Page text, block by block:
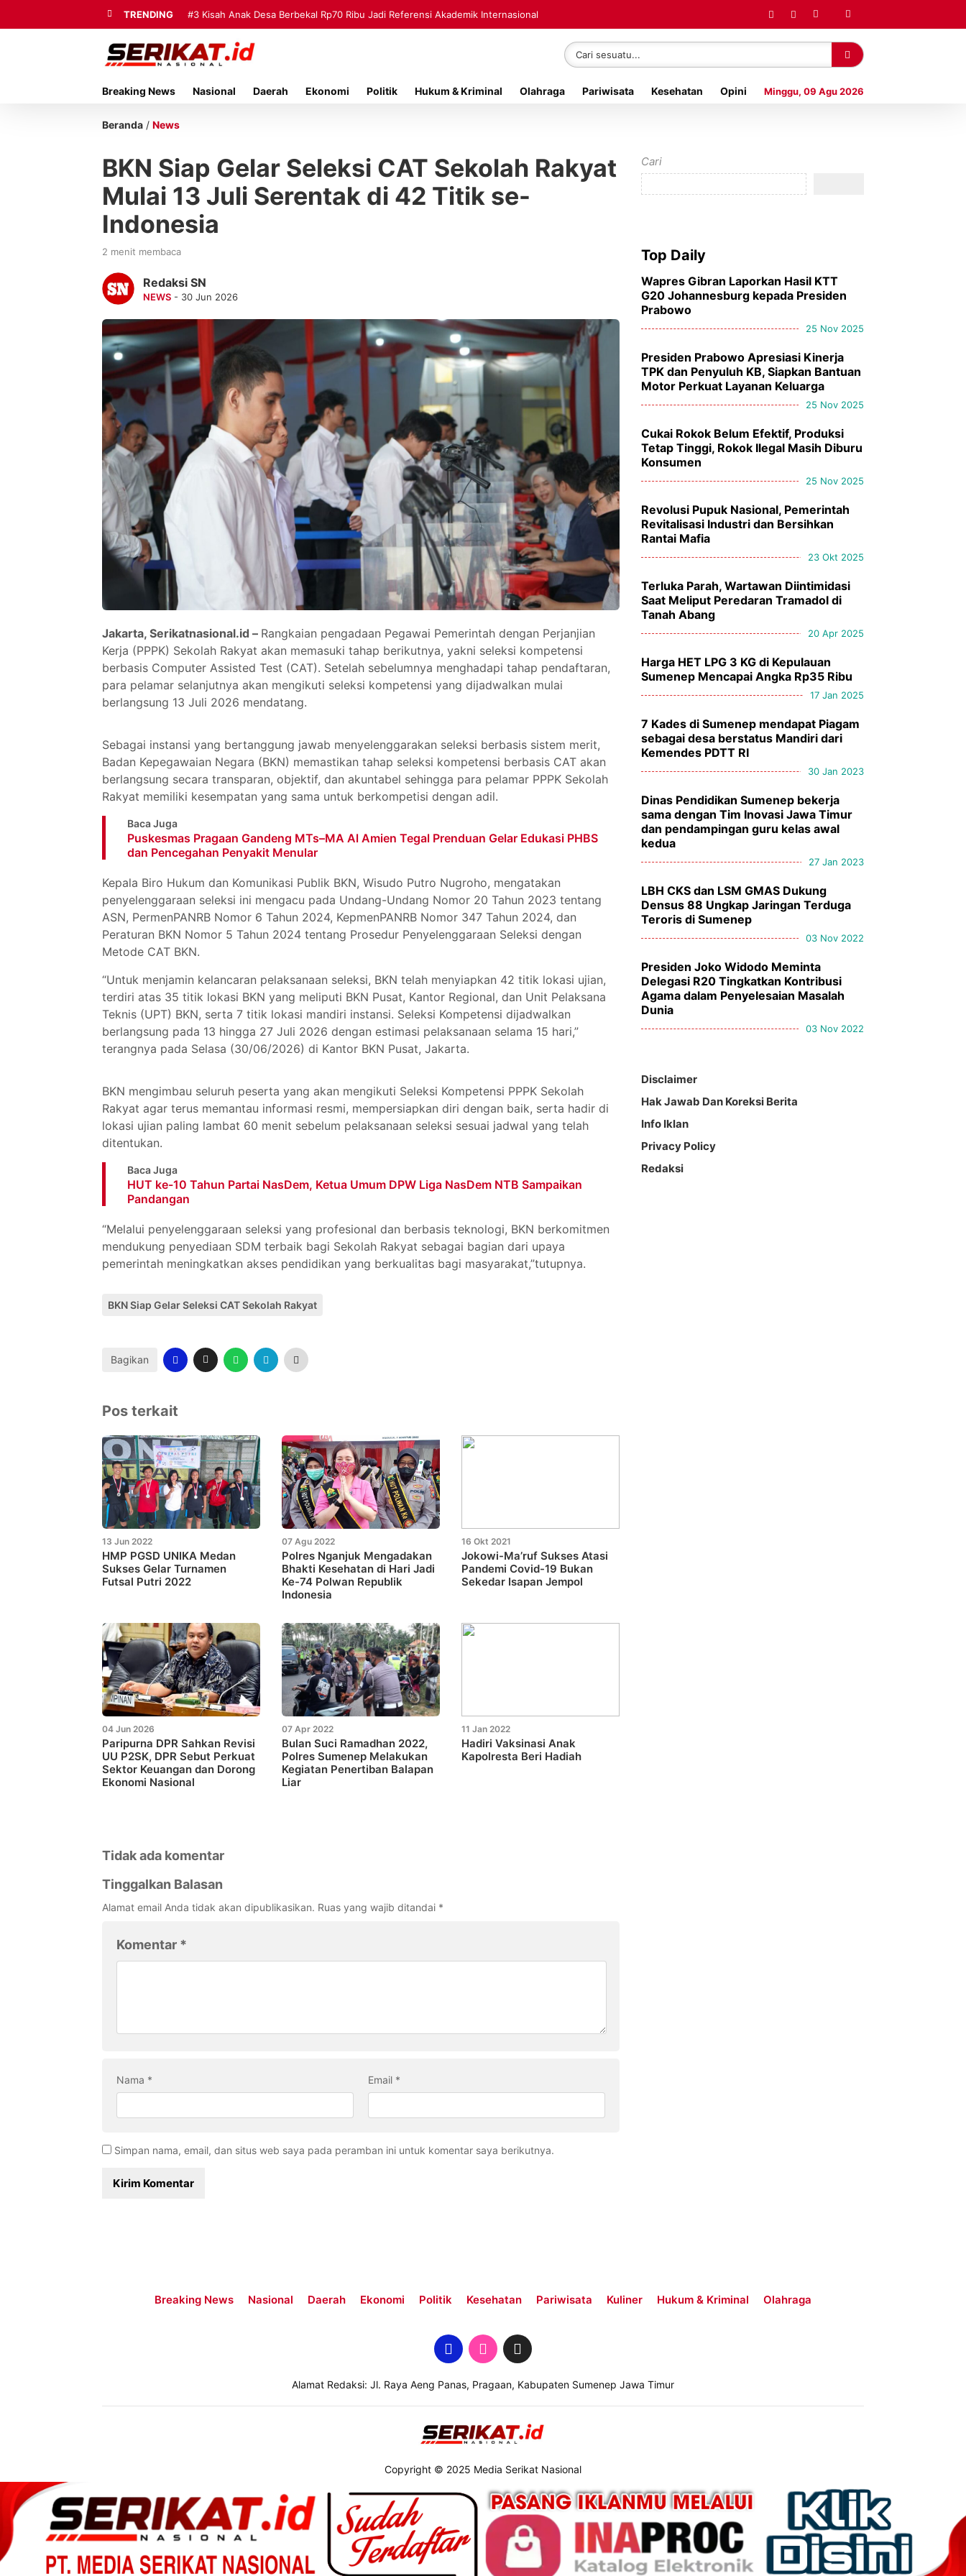
TRENDING #3 Kisah Anak Desa Berbekal Rp70 Ribu Jadi Referensi Akademik Internasional
Breaking News Nasional Daerah Ekonomi Politik Hukum & Kriminal Olahraga Pariwisata Kesehatan Opini Minggu, 09 Agu 2026
Beranda / News
BKN Siap Gelar Seleksi CAT Sekolah Rakyat
Mulai 13 Juli Serentak di 42 Titik se-
Indonesia
2 menit membaca
Redaksi SN
NEWS - 30 Jun 2026
Jakarta, Serikatnasional.id – Rangkaian pengadaan Pegawai Pemerintah dengan Perjanjian
Kerja (PPPK) Sekolah Rakyat akan memasuki tahap berikutnya, yakni seleksi kompetensi
berbasis Computer Assisted Test (CAT). Setelah sebelumnya menghadapi tahap pendaftaran,
para pelamar selanjutnya akan mengikuti seleksi kompetensi yang dijadwalkan mulai
berlangsung 13 Juli 2026 mendatang.
Sebagai instansi yang bertanggung jawab menyelenggarakan seleksi berbasis sistem merit,
Badan Kepegawaian Negara (BKN) memastikan tahap seleksi kompetensi berbasis CAT akan
berlangsung secara transparan, objektif, dan akuntabel sehingga para pelamar PPPK Sekolah
Rakyat memiliki kesempatan yang sama untuk berkompetisi dengan adil.
Baca Juga
Puskesmas Pragaan Gandeng MTs–MA Al Amien Tegal Prenduan Gelar Edukasi PHBS
dan Pencegahan Penyakit Menular
Kepala Biro Hukum dan Komunikasi Publik BKN, Wisudo Putro Nugroho, mengatakan
penyelenggaraan seleksi ini mengacu pada Undang-Undang Nomor 20 Tahun 2023 tentang
ASN, PermenPANRB Nomor 6 Tahun 2024, KepmenPANRB Nomor 347 Tahun 2024, dan
Peraturan BKN Nomor 5 Tahun 2024 tentang Prosedur Penyelenggaraan Seleksi dengan
Metode CAT BKN.
“Untuk menjamin kelancaran pelaksanaan seleksi, BKN telah menyiapkan 42 titik lokasi ujian,
terdiri atas 35 titik lokasi BKN yang meliputi BKN Pusat, Kantor Regional, dan Unit Pelaksana
Teknis (UPT) BKN, serta 7 titik lokasi mandiri instansi. Seleksi Kompetensi dijadwalkan
berlangsung pada 13 hingga 27 Juli 2026 dengan estimasi pelaksanaan selama 15 hari,”
terangnya pada Selasa (30/06/2026) di Kantor BKN Pusat, Jakarta.
BKN mengimbau seluruh peserta yang akan mengikuti Seleksi Kompetensi PPPK Sekolah
Rakyat agar terus memantau informasi resmi, mempersiapkan diri dengan baik, serta hadir di
lokasi ujian paling lambat 60 menit sebelum pelaksanaan seleksi sesuai jadwal yang telah
ditentukan.
Baca Juga
HUT ke-10 Tahun Partai NasDem, Ketua Umum DPW Liga NasDem NTB Sampaikan
Pandangan
“Melalui penyelenggaraan seleksi yang profesional dan berbasis teknologi, BKN berkomitmen
mendukung penyediaan SDM terbaik bagi Sekolah Rakyat sebagai bagian dari upaya
pemerintah meningkatkan akses pendidikan yang berkualitas bagi masyarakat,”tutupnya.
BKN Siap Gelar Seleksi CAT Sekolah Rakyat
Bagikan
Pos terkait
13 Jun 2022
HMP PGSD UNIKA Medan
Sukses Gelar Turnamen
Futsal Putri 2022
07 Agu 2022
Polres Nganjuk Mengadakan
Bhakti Kesehatan di Hari Jadi
Ke-74 Polwan Republik
Indonesia
16 Okt 2021
Jokowi-Ma’ruf Sukses Atasi
Pandemi Covid-19 Bukan
Sekedar Isapan Jempol
04 Jun 2026
Paripurna DPR Sahkan Revisi
UU P2SK, DPR Sebut Perkuat
Sektor Keuangan dan Dorong
Ekonomi Nasional
07 Apr 2022
Bulan Suci Ramadhan 2022,
Polres Sumenep Melakukan
Kegiatan Penertiban Balapan
Liar
11 Jan 2022
Hadiri Vaksinasi Anak
Kapolresta Beri Hadiah
Tidak ada komentar
Tinggalkan Balasan
Alamat email Anda tidak akan dipublikasikan. Ruas yang wajib ditandai *
Komentar *
Nama * Email *
Simpan nama, email, dan situs web saya pada peramban ini untuk komentar saya berikutnya.
Cari
Top Daily
Wapres Gibran Laporkan Hasil KTT
G20 Johannesburg kepada Presiden
Prabowo
25 Nov 2025
Presiden Prabowo Apresiasi Kinerja
TPK dan Penyuluh KB, Siapkan Bantuan
Motor Perkuat Layanan Keluarga
25 Nov 2025
Cukai Rokok Belum Efektif, Produksi
Tetap Tinggi, Rokok Ilegal Masih Diburu
Konsumen
25 Nov 2025
Revolusi Pupuk Nasional, Pemerintah
Revitalisasi Industri dan Bersihkan
Rantai Mafia
23 Okt 2025
Terluka Parah, Wartawan Diintimidasi
Saat Meliput Peredaran Tramadol di
Tanah Abang
20 Apr 2025
Harga HET LPG 3 KG di Kepulauan
Sumenep Mencapai Angka Rp35 Ribu
17 Jan 2025
7 Kades di Sumenep mendapat Piagam
sebagai desa berstatus Mandiri dari
Kemendes PDTT RI
30 Jan 2023
Dinas Pendidikan Sumenep bekerja
sama dengan Tim Inovasi Jawa Timur
dan pendampingan guru kelas awal
kedua
27 Jan 2023
LBH CKS dan LSM GMAS Dukung
Densus 88 Ungkap Jaringan Terduga
Teroris di Sumenep
03 Nov 2022
Presiden Joko Widodo Meminta
Delegasi R20 Tingkatkan Kontribusi
Agama dalam Penyelesaian Masalah
Dunia
03 Nov 2022
Disclaimer
Hak Jawab Dan Koreksi Berita
Info Iklan
Privacy Policy
Redaksi
Breaking News Nasional Daerah Ekonomi Politik Kesehatan Pariwisata Kuliner Hukum & Kriminal Olahraga
Alamat Redaksi: Jl. Raya Aeng Panas, Pragaan, Kabupaten Sumenep Jawa Timur
Copyright © 2025 Media Serikat Nasional